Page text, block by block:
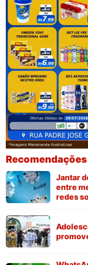
Recomendações
Jantar
entre
redes